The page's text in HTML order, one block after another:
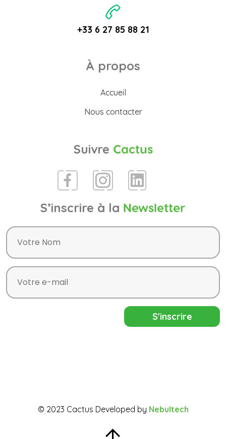
+33 6 27 85 88 21
À propos
Accueil
Nous contacter
Suivre Cactus
S’inscrire à la Newsletter
© 2023 Cactus Developed by Nebultech